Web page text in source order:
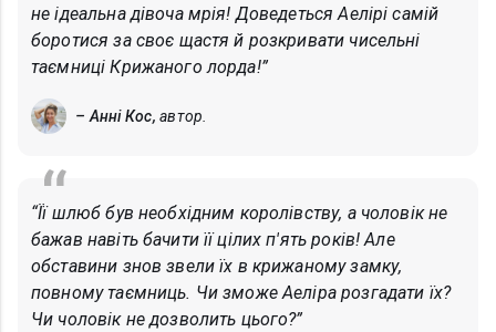
не ідеальна дівоча мрія! Доведеться Аелірі самій
боротися за своє щастя й розкривати чисельні
таємниці Крижаного лорда!”
– Анні Кос, автор.
“Її шлюб був необхідним королівству, а чоловік не
бажав навіть бачити її цілих п'ять років! Але
обставини знов звели їх в крижаному замку,
повному таємниць. Чи зможе Аеліра розгадати їх?
Чи чоловік не дозволить цього?”